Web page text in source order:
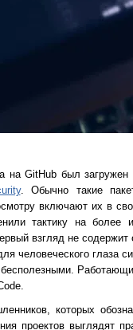
на GitHub был загружен
. Обычно такие
включают их в
тактику на более
взгляд не
человеческого глаза
которых
проектов выглядят